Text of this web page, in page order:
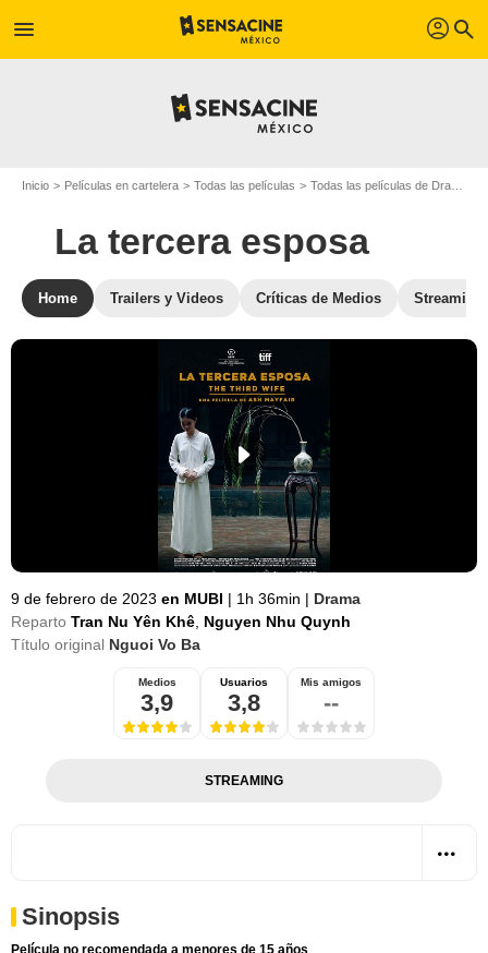
menu profil search
Inicio Películas en cartelera Todas las películas Todas las películas de Drama
La tercera esposa
Home Trailers y Videos Críticas de Medios Streaming
9 de febrero de 2023 en MUBI | 1h 36min | Drama
Reparto Tran Nu Yên Khê Nguyen Nhu Quynh
Título original Nguoi Vo Ba
Medios
3,9
Usuarios
3,8
Mis amigos
--
STREAMING
Sinopsis
Película no recomendada a menores de 15 años